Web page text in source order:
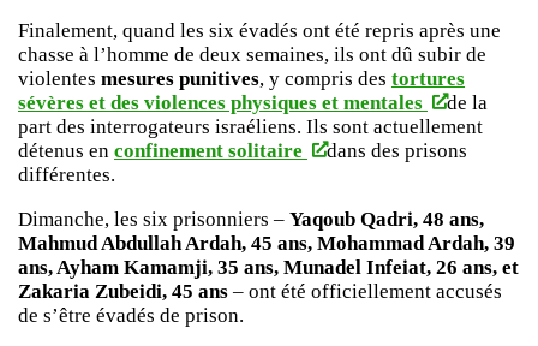
Finalement, quand les six évadés ont été repris après une
chasse à l’homme de deux semaines, ils ont dû subir de
violentes mesures punitives, y compris des tortures
sévères et des violences physiques et mentales
de la
part des interrogateurs israéliens. Ils sont actuellement
détenus en confinement solitaire
dans des prisons
différentes.
Dimanche, les six prisonniers – Yaqoub Qadri, 48 ans,
Mahmud Abdullah Ardah, 45 ans, Mohammad Ardah, 39
ans, Ayham Kamamji, 35 ans, Munadel Infeiat, 26 ans, et
Zakaria Zubeidi, 45 ans – ont été officiellement accusés
de s’être évadés de prison.